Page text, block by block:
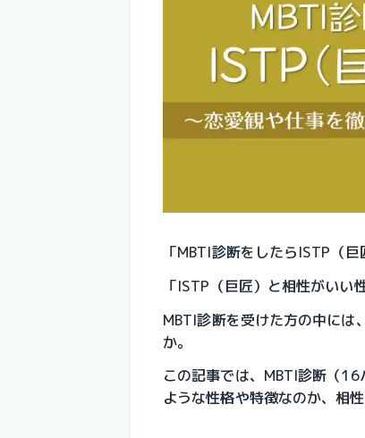
「MBTI診断をしたらISTP（
「ISTP（巨匠）と相性がいい
MBTI診断を受けた方の中には
か。
この記事では、MBTI診断（
ような性格や特徴なのか、相